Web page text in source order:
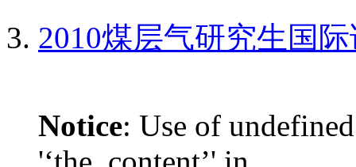
2010煤层气研究生国
Notice: Use of